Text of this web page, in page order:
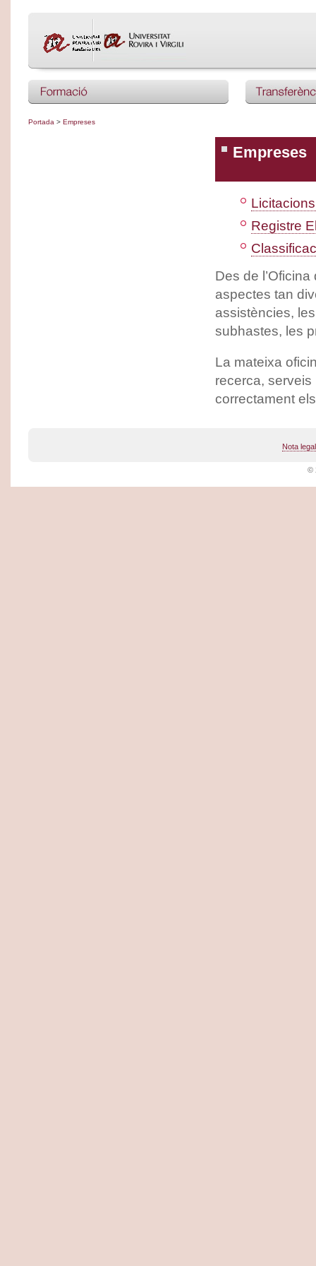
Portada > Empreses
Empreses
Registre
Des de
aspectes tan
assistències,
subhastes, les
La mateixa
recerca,
correctament
Nota legal
©